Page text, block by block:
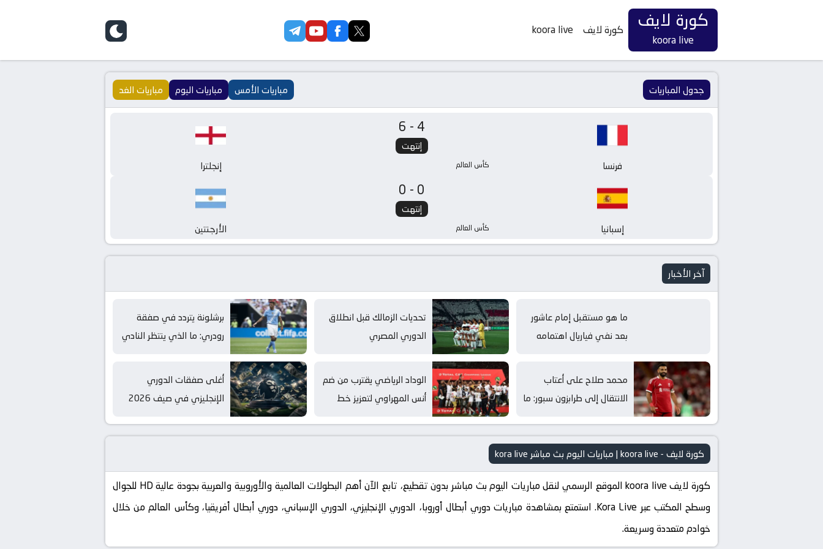
كورة لايف
koora live
كورة لايف koora live
جدول المباريات مباريات الأمس مباريات اليوم مباريات الغد
فرنسا
6-4
إنتهت
كأس العالم إنجلترا
إسبانيا
0-0
إنتهت
كأس العالم الأرجنتين
آخر الأخبار
ما هو مستقبل إمام عاشور
بعد نفي فياريال اهتمامه
تحديات الزمالك قبل انطلاق
الدوري المصري
برشلونة يتردد في صفقة
رودري: ما الذي ينتظر النادي
محمد صلاح على أعتاب
الانتقال إلى طرابزون سبور: ما
الوداد الرياضي يقترب من ضم
أنس المهراوي لتعزيز خط
أغلى صفقات الدوري
الإنجليزي في صيف 2026
كورة لايف - koora live | مباريات اليوم بث مباشر kora live
كورة لايف koora live الموقع الرسمي لنقل مباريات اليوم بث مباشر بدون تقطيع، تابع الآن أهم البطولات العالمية والأوروبية والعربية بجودة عالية HD للجوال
وسطح المكتب عبر Kora Live. استمتع بمشاهدة مباريات دوري أبطال أوروبا، الدوري الإنجليزي، الدوري الإسباني، دوري أبطال أفريقيا، وكأس العالم من خلال
خوادم متعددة وسريعة.